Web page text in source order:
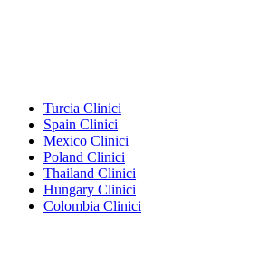
Turcia Clinici
Spain Clinici
Mexico Clinici
Poland Clinici
Thailand Clinici
Hungary Clinici
Colombia Clinici